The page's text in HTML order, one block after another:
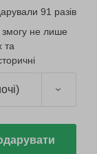
91 разів
змогу не лише
та